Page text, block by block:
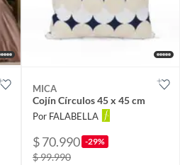
MICA
Cojín Círculos 45 x 45 cm
Por FALABELLA
$ 70.990 -29%
$ 99.990